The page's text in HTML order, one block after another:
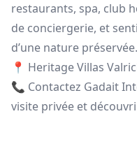
restaurants, spa, club
de conciergerie, et
d’une nature préservée.
📍 Heritage Villas
📞 Contactez Gadait
visite privée et